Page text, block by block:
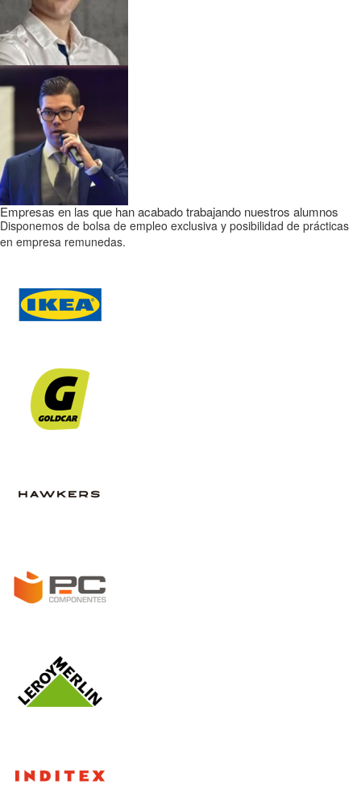
Empresas en las que han acabado trabajando nuestros alumnos
Disponemos de bolsa de empleo exclusiva y posibilidad de prácticas
en empresa remunedas.